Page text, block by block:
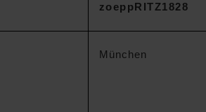
zoeppRITZ1828
München